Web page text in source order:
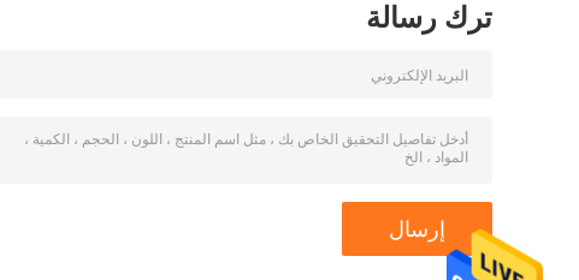
ترك رسالة